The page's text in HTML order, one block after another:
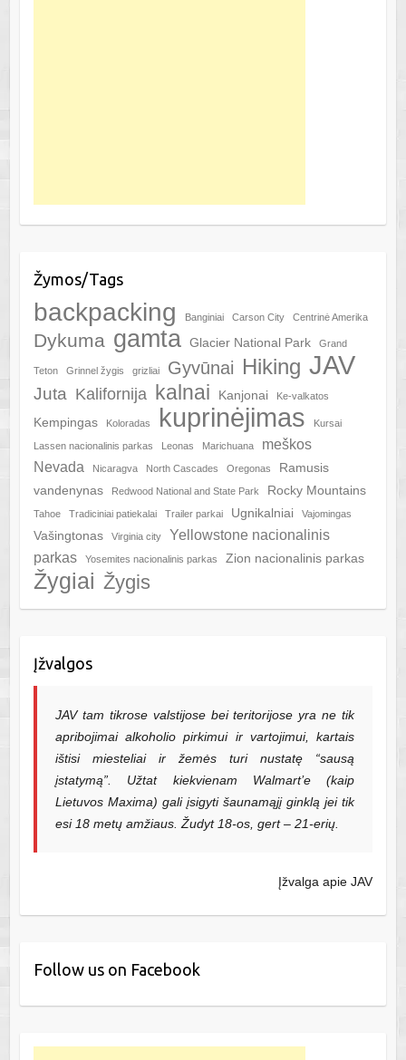
Žymos/Tags
backpacking Banginiai Carson City Centrinė Amerika
Dykuma gamta Glacier National Park Grand
Teton Grinnel žygis grizliai Gyvūnai Hiking JAV
Juta Kalifornija kalnai Kanjonai Ke-valkatos
Kempingas Koloradas kuprinėjimas Kursai
Lassen nacionalinis parkas Leonas Marichuana
meškos
Nevada
Nicaragva North Cascades Oregonas
Ramusis
vandenynas
Redwood National and State Park Rocky Mountains
Tahoe Tradiciniai patiekalai Trailer parkai Ugnikalniai Vajomingas
Vašingtonas Virginia city
Yellowstone nacionalinis
parkas
Yosemites nacionalinis parkas Zion nacionalinis parkas
Žygiai Žygis
Įžvalgos
JAV tam tikrose valstijose bei teritorijose yra ne tik
apribojimai alkoholio pirkimui ir vartojimui, kartais
ištisi miesteliai ir žemės turi nustatę “sausą
įstatymą”. Užtat kiekvienam Walmart’e (kaip
Lietuvos Maxima) gali įsigyti šaunamąjį ginklą jei tik
esi 18 metų amžiaus. Žudyt 18-os, gert – 21-erių.
Įžvalga apie JAV
Follow us on Facebook